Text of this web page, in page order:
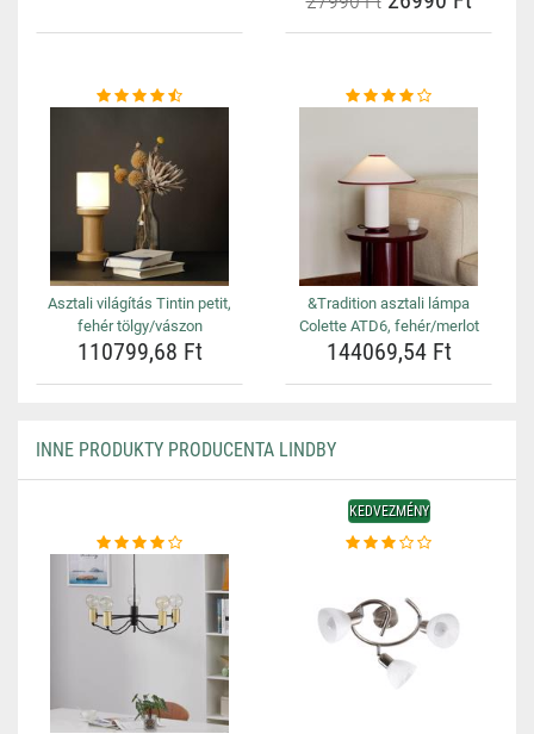
Asztali világítás Tintin petit,
fehér tölgy/vászon
110799,68 Ft
&Tradition asztali lámpa
Colette ATD6, fehér/merlot
144069,54 Ft
INNE PRODUKTY PRODUCENTA LINDBY
KEDVEZMÉNY